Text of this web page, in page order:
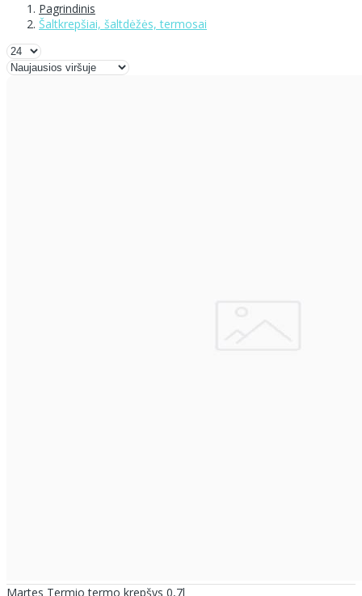
Pagrindinis
Šaltkrepšiai, šaltdėžės, termosai
Martes Termio termo krepšys 0,7l